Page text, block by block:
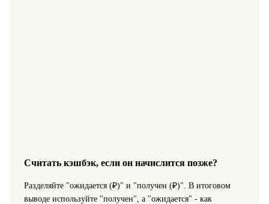
Считать кэшбэк, если он начислится позже?
Разделяйте "ожидается (₽)" и "получен (₽)". В итоговом
выводе используйте "получен", а "ожидается" - как